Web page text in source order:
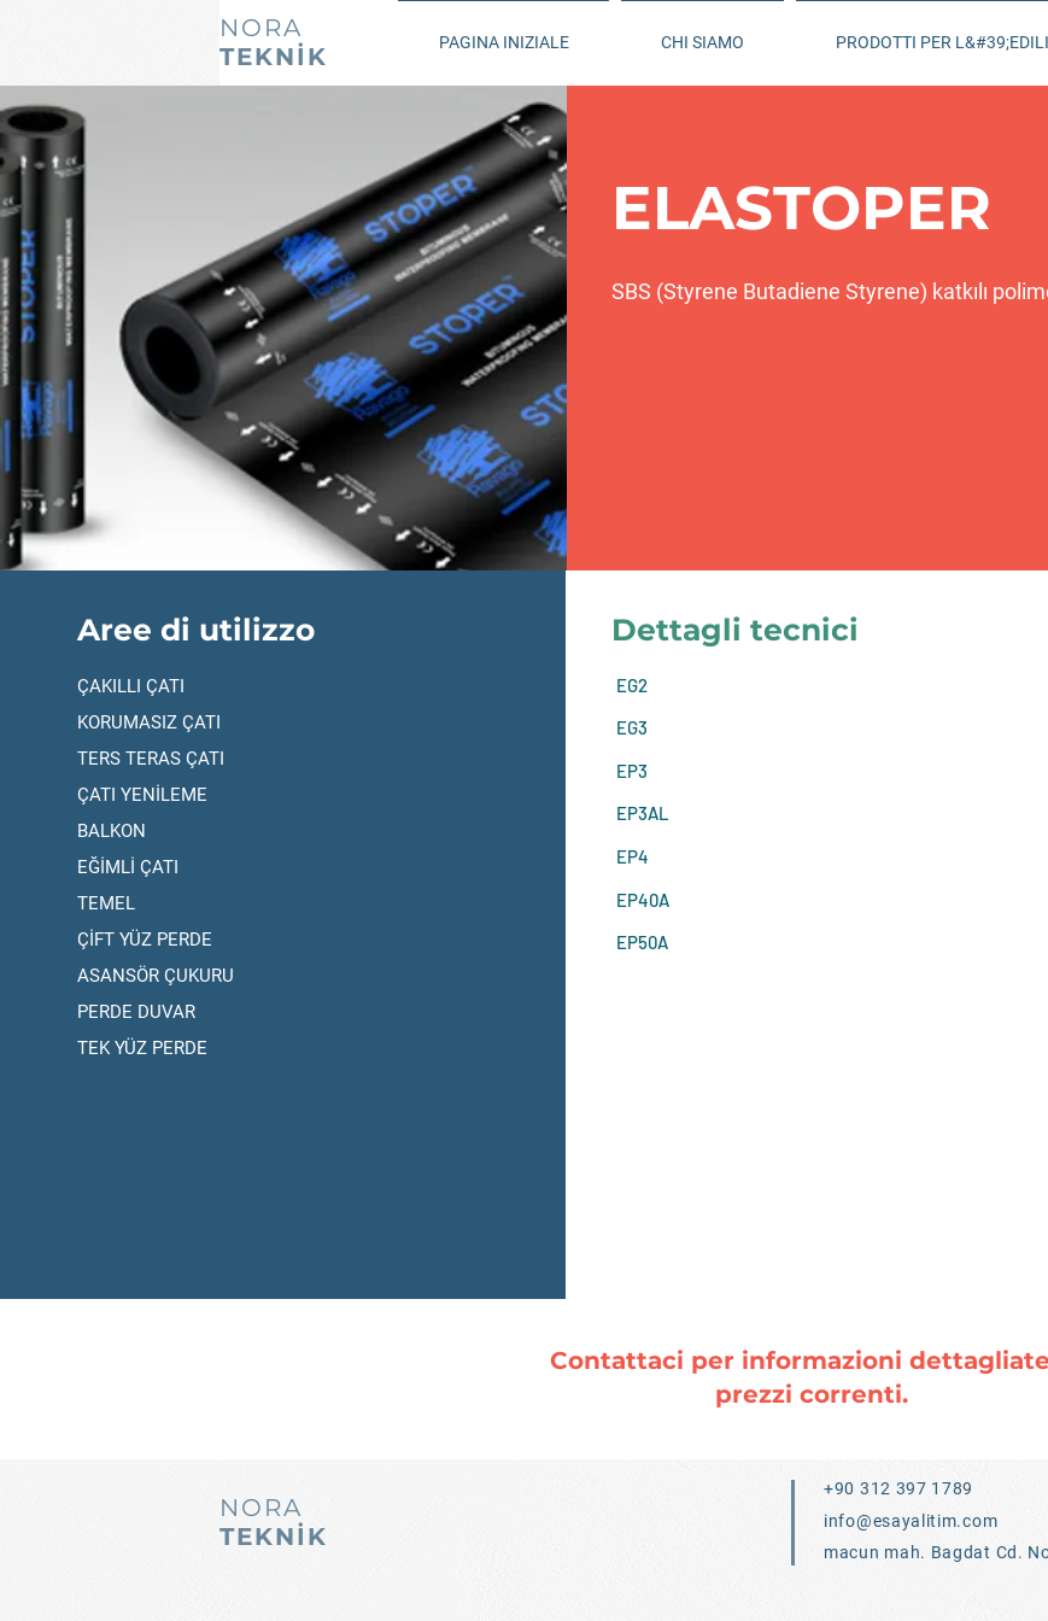
NORA
TEKNİK
PAGINA INIZIALE CHI SIAMO PRODOTTI PER
ELASTOPER
SBS (Styrene Butadiene Styrene) katkılı
Aree di utilizzo
ÇAKILLI ÇATI
KORUMASIZ ÇATI
TERS TERAS ÇATI
ÇATI YENİLEME
BALKON
EĞİMLİ ÇATI
TEMEL
ÇİFT YÜZ PERDE
ASANSÖR ÇUKURU
PERDE DUVAR
TEK YÜZ PERDE
Dettagli tecnici
EG2
EG3
EP3
EP3AL
EP4
EP40A
EP50A
Contattaci per informazioni
prezzi correnti.
NORA
TEKNİK
+90 312 397 1789
info@esayalitim.com
macun mah. Bagdat Cd.